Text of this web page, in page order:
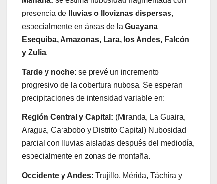
presencia de
lluvias o lloviznas dispersas,
especialmente en áreas de la Guayana
Esequiba, Amazonas, Lara, los Andes, Falcón
y Zulia.
Tarde y noche: se prevé un incremento
progresivo de la cobertura nubosa. Se esperan
precipitaciones de intensidad variable en:
Región Central y Capital: (Miranda, La Guaira,
Aragua, Carabobo y Distrito Capital) Nubosidad
parcial con lluvias aisladas después del mediodía,
especialmente en zonas de montaña.
Occidente y Andes: Trujillo, Mérida, Táchira y